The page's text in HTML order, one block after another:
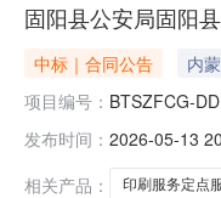
固阳县公安局固阳
中标｜合同公告 内
项目编号： BTSZFCG-
发布时间： 2026-05-13
相关产品：
印刷服务定点